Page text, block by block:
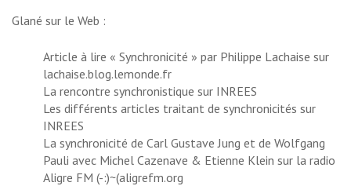
Glané sur le Web :
Article à lire « Synchronicité » par Philippe Lachaise sur
lachaise.blog.lemonde.fr
La rencontre synchronistique sur INREES
Les différents articles traitant de synchronicités sur
INREES
La synchronicité de Carl Gustave Jung et de Wolfgang
Pauli avec Michel Cazenave & Etienne Klein sur la radio
Aligre FM (-:)~(aligrefm.org